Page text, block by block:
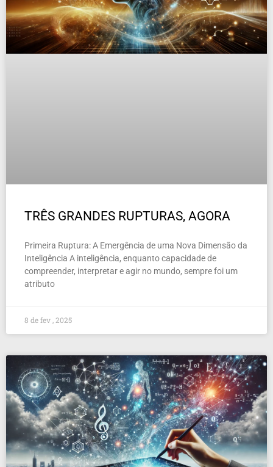
TRÊS GRANDES RUPTURAS, AGORA
Primeira Ruptura: A Emergência de uma Nova Dimensão da
Inteligência A inteligência, enquanto capacidade de
compreender, interpretar e agir no mundo, sempre foi um
atributo
8 de fev , 2025